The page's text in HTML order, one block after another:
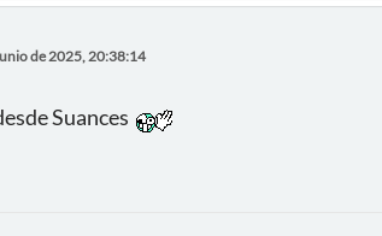
de 2025, 20:38:14
Suances